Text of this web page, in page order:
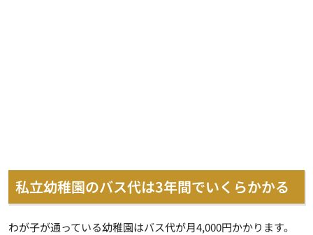
私立幼稚園のバス代は3年間でいくらかかる
わが子が通っている幼稚園はバス代が月4,000円かかります。